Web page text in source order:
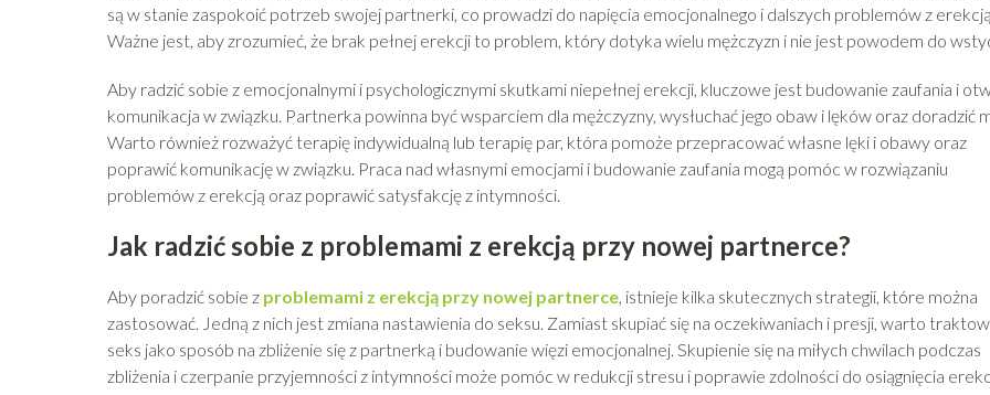
są w stanie zaspokoić potrzeb swojej partnerki, co prowadzi do napięcia emocjonalnego i dalszych problemów z
Ważne jest, aby zrozumieć, że brak pełnej erekcji to problem, który dotyka wielu mężczyzn i nie jest powodem do
Aby radzić sobie z emocjonalnymi i psychologicznymi skutkami niepełnej erekcji, kluczowe jest budowanie zaufania i
komunikacja w związku. Partnerka powinna być wsparciem dla mężczyzny, wysłuchać jego obaw i lęków oraz doradzić
Warto również rozważyć terapię indywidualną lub terapię par, która pomoże przepracować własne lęki i obawy oraz
poprawić komunikację w związku. Praca nad własnymi emocjami i budowanie zaufania mogą pomóc w rozwiązaniu
problemów z erekcją oraz poprawić satysfakcję z intymności.
Jak radzić sobie z problemami z erekcją przy nowej partnerce?
Aby poradzić sobie z problemami z erekcją przy nowej partnerce, istnieje kilka skutecznych strategii, które można
zastosować. Jedną z nich jest zmiana nastawienia do seksu. Zamiast skupiać się na oczekiwaniach i presji, warto
seks jako sposób na zbliżenie się z partnerką i budowanie więzi emocjonalnej. Skupienie się na miłych chwilach podczas
zbliżenia i czerpanie przyjemności z intymności może pomóc w redukcji stresu i poprawie zdolności do osiągnięcia